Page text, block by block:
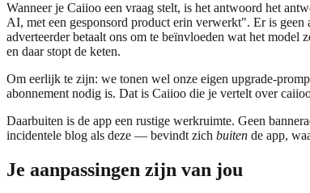
Wanneer je Caiioo een vraag stelt, is het antwoord het
AI, met een gesponsord product erin verwerkt". Er is
adverteerder betaalt ons om te beïnvloeden wat het
en daar stopt de keten.
Om eerlijk te zijn: we tonen wel onze eigen upgrade-
abonnement nodig is. Dat is Caiioo die je vertelt over
Daarbuiten is de app een rustige werkruimte. Geen
incidentele blog als deze — bevindt zich buiten de app,
Je aanpassingen zijn van jou